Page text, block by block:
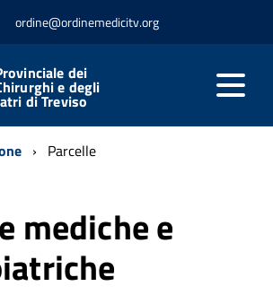
ordine@ordinemedicitv.org
dei
e degli
di Treviso
Parcelle
mediche e